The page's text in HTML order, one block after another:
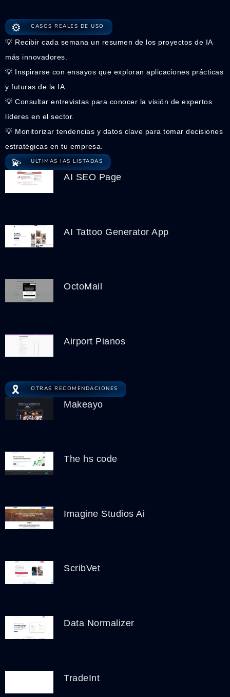
⚙️ CASOS REALES DE USO
💡 Recibir cada semana un resumen de los proyectos de IA
más innovadores.
💡 Inspirarse con ensayos que exploran aplicaciones prácticas
y futuras de la IA.
💡 Consultar entrevistas para conocer la visión de expertos
líderes en el sector.
💡 Monitorizar tendencias y datos clave para tomar decisiones
estratégicas en tu empresa.
💫 ULTIMAS IAS LISTADAS
AI SEO Page
AI Tattoo Generator App
OctoMail
Airport Pianos
🎗️ OTRAS RECOMENDACIONES
Makeayo
The hs code
Imagine Studios Ai
ScribVet
Data Normalizer
TradeInt